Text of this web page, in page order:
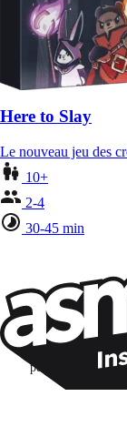
Here to Slay
Le nouveau jeu des
10+
2-4
30-45 min
Je m'abonne
personnalisés